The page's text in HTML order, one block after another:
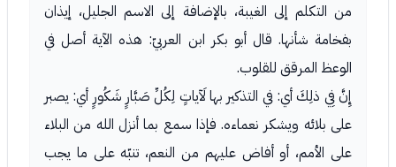
من التكلم إلى الغيبة، بالإضافة إلى الاسم الجليل، إيذان
بفخامة شأنها. قال أبو بكر ابن العربيّ: هذه الآية أصل في
الوعظ المرقق للقلوب.
إِنَّ فِي ذلِكَ أي: في التذكير بها لَآياتٍ لِكُلِّ صَبَّارٍ شَكُورٍ أي: يصبر
على بلائه ويشكر نعماءه. فإذا سمع بما أنزل الله من البلاء
على الأمم، أو أفاض عليهم من النعم، تنبّه على ما يجب